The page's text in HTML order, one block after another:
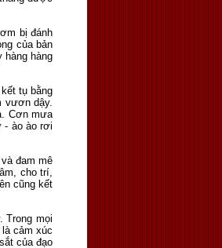
bị đánh
của bản
hàng
tụ bằng
vươn dậy.
Cơn mưa
- ào ào rơi
đam mê
cho trí,
cũng kết
Trong mọi
cảm xúc
của đạo